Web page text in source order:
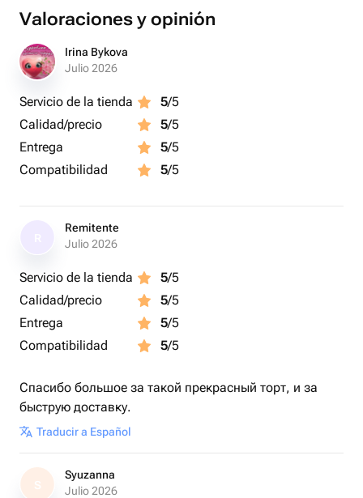
Valoraciones y opinión
Irina Bykova
Julio 2026
Servicio de la tienda 5/5
Calidad/precio
5/5
Entrega
5/5
Compatibilidad
5/5
Remitente
Julio 2026
Servicio de la tienda 5/5
Calidad/precio
5/5
Entrega
5/5
Compatibilidad
5/5
Спасибо большое за такой прекрасный торт, и за
быструю доставку.
Traducir a Español
S
Syuzanna
Julio 2026